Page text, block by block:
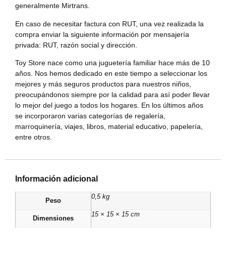
generalmente Mirtrans.
En caso de necesitar factura con RUT, una vez realizada la
compra enviar la siguiente información por mensajería
privada: RUT, razón social y dirección.
Toy Store nace como una juguetería familiar hace más de 10
años. Nos hemos dedicado en este tiempo a seleccionar los
mejores y más seguros productos para nuestros niños,
preocupándonos siempre por la calidad para así poder llevar
lo mejor del juego a todos los hogares. En los últimos años
se incorporaron varias categorías de regalería,
marroquinería, viajes, libros, material educativo, papelería,
entre otros.
Información adicional
Peso
0,5 kg
Dimensiones
15 × 15 × 15 cm